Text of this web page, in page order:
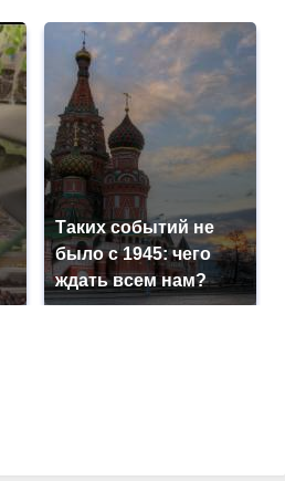
Таких событий не
было с 1945: чего
ждать всем нам?